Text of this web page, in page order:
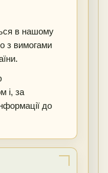
в нашому
з вимогами
і, за
до